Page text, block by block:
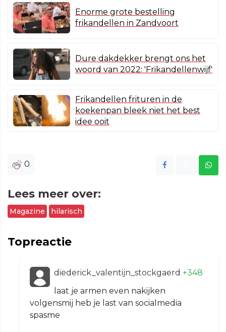
Enorme grote bestelling
frikandellen in Zandvoort
Dure dakdekker brengt ons het
woord van 2022: 'Frikandellenwijf'
Frikandellen frituren in de
koekenpan bleek niet het best
idee ooit
0
Lees meer over:
Magazine hilarisch
Topreactie
diederick_valentijn_stockgaerd +348
laat je armen even nakijken
volgensmij heb je last van socialmedia
spasme